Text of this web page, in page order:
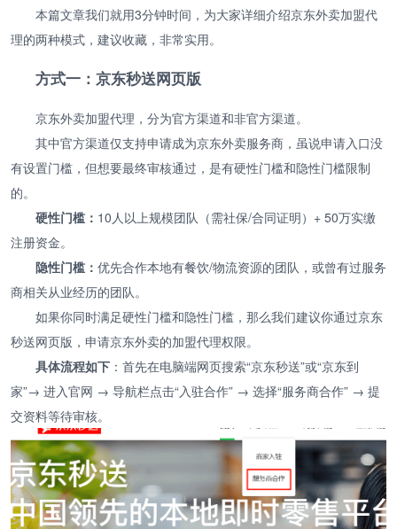
本篇文章我们就用3分钟时间，为大家详细介绍京东外卖加盟代
理的两种模式，建议收藏，非常实用。
方式一：京东秒送网页版
京东外卖加盟代理，分为官方渠道和非官方渠道。
其中官方渠道仅支持申请成为京东外卖服务商，虽说申请入口没
有设置门槛，但想要最终审核通过，是有硬性门槛和隐性门槛限制
的。
硬性门槛： 10人以上规模团队（需社保/合同证明）+ 50万实缴
注册资金。
隐性门槛： 优先合作本地有餐饮/物流资源的团队，或曾有过服务
商相关从业经历的团队。
如果你同时满足硬性门槛和隐性门槛，那么我们建议你通过京东
秒送网页版，申请京东外卖的加盟代理权限。
具体流程如下 ：首先在电脑端网页搜索“京东秒送”或“京东到
家”→ 进入官网 → 导航栏点击“入驻合作” → 选择“服务商合作” → 提
交资料等待审核。